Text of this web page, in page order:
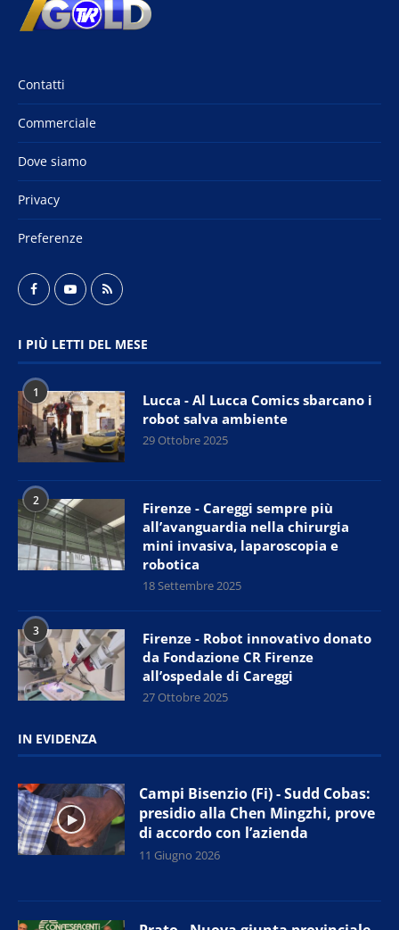
Contatti
Commerciale
Dove siamo
Privacy
Preferenze
I PIÙ LETTI DEL MESE
1
Lucca - Al Lucca Comics sbarcano i
robot salva ambiente
29 Ottobre 2025
2
Firenze - Careggi sempre più
all’avanguardia nella chirurgia
mini invasiva, laparoscopia e
robotica
18 Settembre 2025
3
Firenze - Robot innovativo donato
da Fondazione CR Firenze
all’ospedale di Careggi
27 Ottobre 2025
IN EVIDENZA
Campi Bisenzio (Fi) - Sudd Cobas:
presidio alla Chen Mingzhi, prove
di accordo con l’azienda
11 Giugno 2026